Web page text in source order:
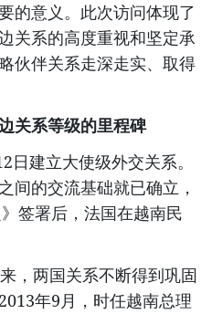
的意义。此次访问体现了
关系的高度重视和坚定承
伙伴关系走深走实、取得
关系等级的里程碑
建立大使级外交关系。
间的交流基础就已确立，
签署后，法国在越南民
，两国关系不断得到巩固
年9月，时任越南总理